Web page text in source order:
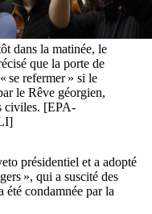
dans la matinée, le
que la porte de
se refermer » si le
le Rêve géorgien,
civiles. [EPA-
présidentiel et a adopté
», qui a suscité des
été condamnée par la